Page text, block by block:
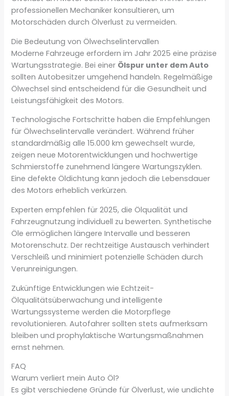
professionellen Mechaniker konsultieren, um
Motorschäden durch Ölverlust zu vermeiden.
Die Bedeutung von Ölwechselintervallen
Moderne Fahrzeuge erfordern im Jahr 2025 eine präzise
Wartungsstrategie. Bei einer Ölspur unter dem Auto
sollten Autobesitzer umgehend handeln. Regelmäßige
Ölwechsel sind entscheidend für die Gesundheit und
Leistungsfähigkeit des Motors.
Technologische Fortschritte haben die Empfehlungen
für Ölwechselintervalle verändert. Während früher
standardmäßig alle 15.000 km gewechselt wurde,
zeigen neue Motorentwicklungen und hochwertige
Schmierstoffe zunehmend längere Wartungszyklen.
Eine defekte Öldichtung kann jedoch die Lebensdauer
des Motors erheblich verkürzen.
Experten empfehlen für 2025, die Ölqualität und
Fahrzeugnutzung individuell zu bewerten. Synthetische
Öle ermöglichen längere Intervalle und besseren
Motorenschutz. Der rechtzeitige Austausch verhindert
Verschleiß und minimiert potenzielle Schäden durch
Verunreinigungen.
Zukünftige Entwicklungen wie Echtzeit-
Ölqualitätsüberwachung und intelligente
Wartungssysteme werden die Motorpflege
revolutionieren. Autofahrer sollten stets aufmerksam
bleiben und prophylaktische Wartungsmaßnahmen
ernst nehmen.
FAQ
Warum verliert mein Auto Öl?
Es gibt verschiedene Gründe für Ölverlust, wie undichte